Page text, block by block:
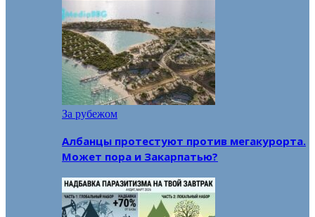
За рубежом
Албанцы протестуют против мегакурорта.
Может пора и Закарпатью?